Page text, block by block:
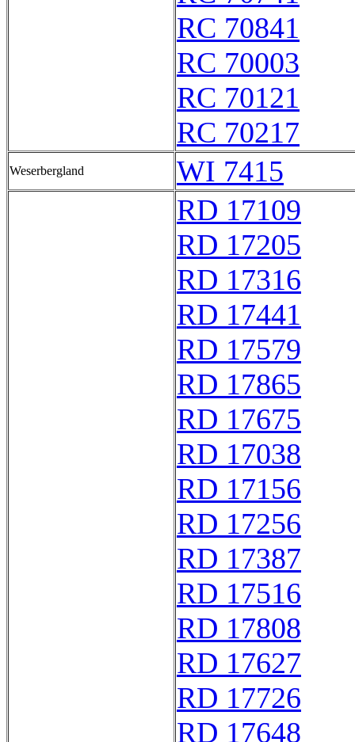
RC 70841
RC 70003
RC 70121
RC 70217
Weserbergland
WI 7415
RD 17109
RD 17205
RD 17316
RD 17441
RD 17579
RD 17865
RD 17675
RD 17038
RD 17156
RD 17256
RD 17387
RD 17516
RD 17808
RD 17627
RD 17726
RD 17648